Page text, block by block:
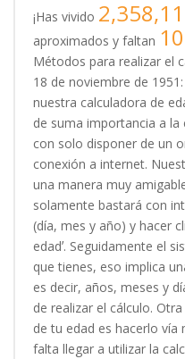
¡Has vivido
aproximados y faltan
Métodos para realizar el
18 de noviembre de
nuestra calculadora de
de suma importancia a
con solo disponer de un
conexión a internet.
una manera muy
solamente bastará con
(día, mes y año) y hacer
edadʼ. Seguidamente el
que tienes, eso implica
es decir, años, meses y
de realizar el cálculo.
de tu edad es hacerlo vía
falta llegar a utilizar la